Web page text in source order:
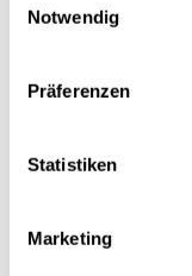
Notwendig
Präferenzen
Statistiken
Marketing